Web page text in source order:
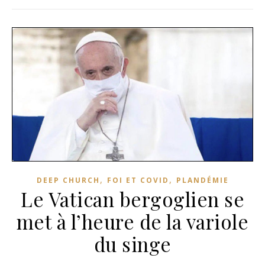
DEEP CHURCH , FOI ET COVID , PLANDÉMIE
Le Vatican bergoglien se
met à l’heure de la variole
du singe